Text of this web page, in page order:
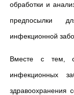
обработки и
предпосылки
инфекционной
Вместе с тем,
инфекционных
здравоохранения